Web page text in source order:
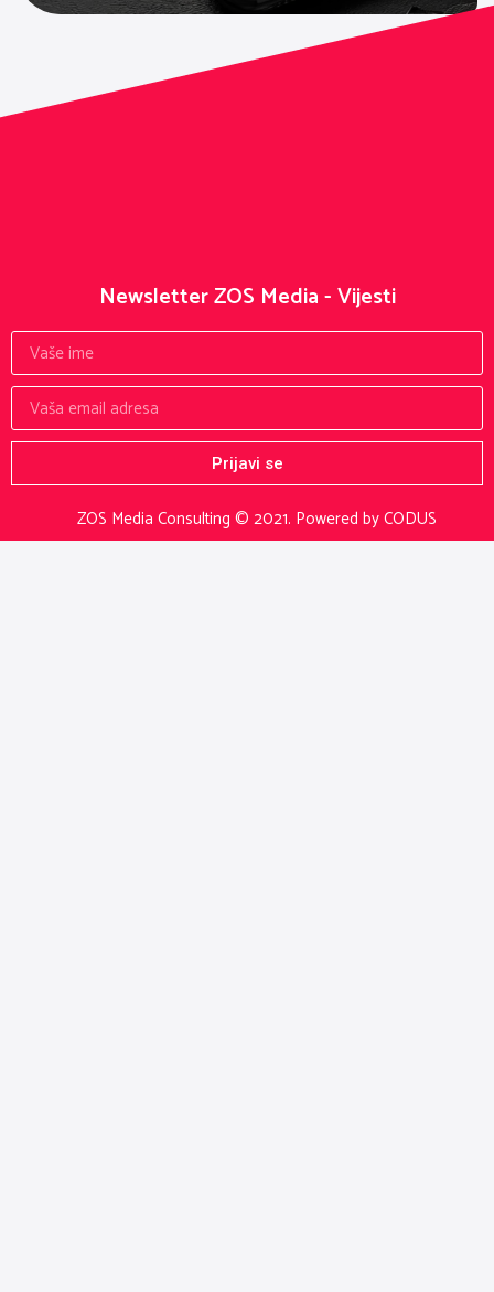
ZOS Media Consulting © 2021. Powered by CODUS
Newsletter ZOS Media - Vijesti
Prijavi se